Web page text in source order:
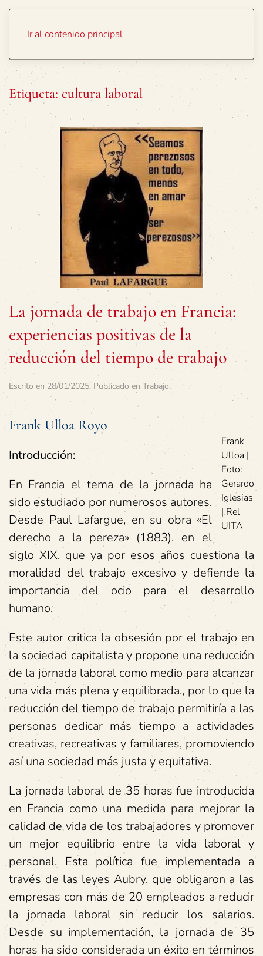
Ir al contenido principal
Etiqueta: cultura laboral
La jornada de trabajo en Francia:
experiencias positivas de la
reducción del tiempo de trabajo
Escrito en 28/01/2025. Publicado en Trabajo.
Frank
Ulloa |
Foto:
Gerardo
Iglesias
| Rel
UITA
Frank Ulloa Royo
Introducción:
En Francia el tema de la jornada ha
sido estudiado por numerosos autores.
Desde Paul Lafargue, en su obra «El
derecho a la pereza» (1883), en el
siglo XIX, que ya por esos años cuestiona la
moralidad del trabajo excesivo y defiende la
importancia del ocio para el desarrollo
humano.
Este autor critica la obsesión por el trabajo en
la sociedad capitalista y propone una reducción
de la jornada laboral como medio para alcanzar
una vida más plena y equilibrada., por lo que la
reducción del tiempo de trabajo permitiría a las
personas dedicar más tiempo a actividades
creativas, recreativas y familiares, promoviendo
así una sociedad más justa y equitativa.
La jornada laboral de 35 horas fue introducida
en Francia como una medida para mejorar la
calidad de vida de los trabajadores y promover
un mejor equilibrio entre la vida laboral y
personal. Esta política fue implementada a
través de las leyes Aubry, que obligaron a las
empresas con más de 20 empleados a reducir
la jornada laboral sin reducir los salarios.
Desde su implementación, la jornada de 35
horas ha sido considerada un éxito en términos